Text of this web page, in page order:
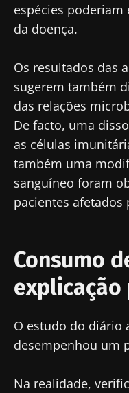
espécies poderiam
da doença.
Os resultados das
sugerem também
das relações
De facto, uma
as células
também uma
sanguíneo foram
pacientes afetados
Consumo
explicação
O estudo do diário
desempenhou um
Na realidade,